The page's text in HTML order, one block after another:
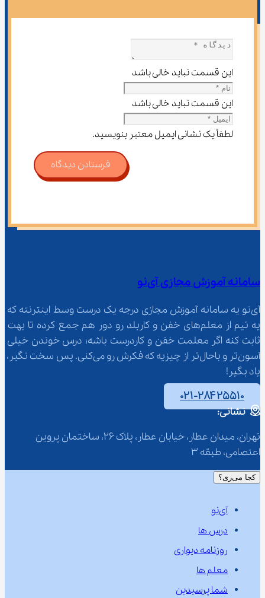
این قسمت نباید خالی باشد
این قسمت نباید خالی باشد
لطفاً یک نشانی ایمیل معتبر بنویسید.
فرستادن دیدگاه
سامانه آموزش مجازی آی‌نو
آی‌نو یه سامانه آموزش مجازی درجه یک درست وسط اینترنته که
یه تیم از معلم‌‌های خفن و کاربلد رو دور هم جمع کرده تا بهت
ثابت کنه اگر معلمت خفن و کاردرست باشه؛ درس خوندن خیلی
آسون‌تر و باحال‌تر از چیزیه که فکرش رو می‌کنی. پس سخت نگیر،
یاد بگیر!
۰۲۱-۲۸۴۲۵۵۱۰
نشانی:
تهران، میدان عطار، خیابان عطار، پلاک 26، ساختمان پروین
اعتصامی، طبقه 3
کجا می‌ری؟
آی‌نو
درس ها
روزنامه دیواری
معلم ها
شما پرسیدین